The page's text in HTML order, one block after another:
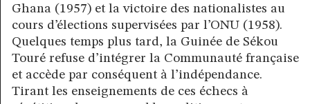
Ghana (1957) et la victoire des nationalistes au
cours d’élections supervisées par l’ONU (1958).
Quelques temps plus tard, la Guinée de Sékou
Touré refuse d’intégrer la Communauté française
et accède par conséquent à l’indépendance.
Tirant les enseignements de ces échecs à